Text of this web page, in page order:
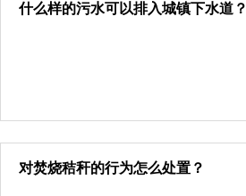
什么样的污水可以排入城镇下水道？
对焚烧秸秆的行为怎么处置？